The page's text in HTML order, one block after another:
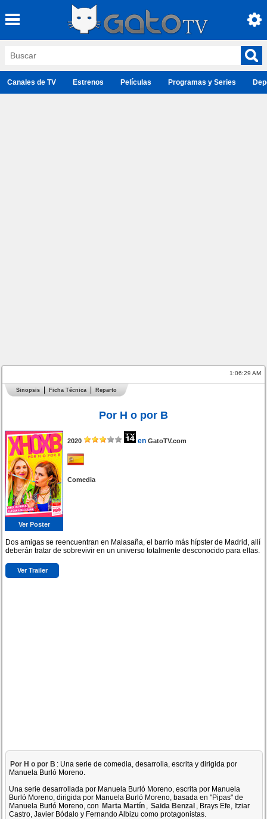
Canales de TV Estrenos Películas Programas y Series
1:06:29 AM
Sinopsis Ficha Técnica Reparto
Por H o por B
Ver Poster
2020 en GatoTV.com
Comedia
Dos amigas se reencuentran en Malasaña, el barrio más hípster de Madrid, allí
deberán tratar de sobrevivir en un universo totalmente desconocido para ellas.
Ver Trailer
Por H o por B : Una serie de comedia, desarrolla, escrita y dirigida por
Manuela Burló Moreno.
Una serie desarrollada por Manuela Burló Moreno, escrita por Manuela
Burló Moreno, dirigida por Manuela Burló Moreno, basada en "Pipas" de
Manuela Burló Moreno, con Marta Martín , Saida Benzal , Brays Efe, Itziar
Castro, Javier Bódalo y Fernando Albizu como protagonistas.